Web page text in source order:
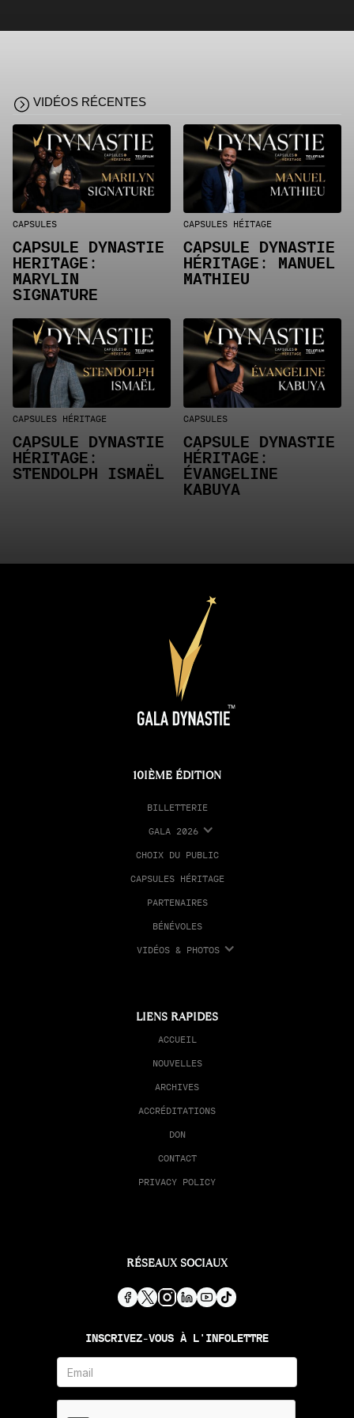
VIDÉOS RÉCENTES
CAPSULES
CAPSULE DYNASTIE
HERITAGE:
MARYLIN
SIGNATURE
CAPSULES HÉRITAGE
CAPSULE DYNASTIE
HÉRITAGE:
STENDOLPH ISMAËL
CAPSULES HÉITAGE
CAPSULE DYNASTIE
HÉRITAGE: MANUEL
MATHIEU
CAPSULES
CAPSULE DYNASTIE
HÉRITAGE:
ÉVANGELINE
KABUYA
10IÈME ÉDITION
BILLETTERIE
GALA 2026
CHOIX DU PUBLIC
CAPSULES HÉRITAGE
PARTENAIRES
BÉNÉVOLES
VIDÉOS & PHOTOS
LIENS RAPIDES
ACCUEIL
NOUVELLES
ARCHIVES
ACCRÉDITATIONS
DON
CONTACT
PRIVACY POLICY
RÉSEAUX SOCIAUX
INSCRIVEZ-VOUS À L'INFOLETTRE